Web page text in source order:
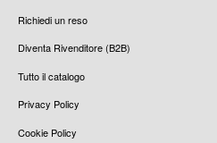
Richiedi un reso
Diventa Rivenditore (B2B)
Tutto il catalogo
Privacy Policy
Cookie Policy